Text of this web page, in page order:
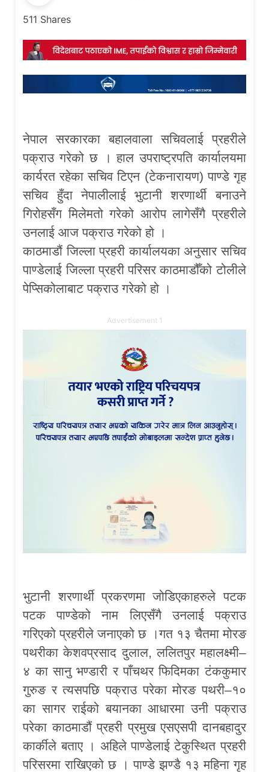
511 Shares
नेपाल सरकारका बहालवाला सचिवलाई प्रहरीले
पक्राउ गरेको छ । हाल उपराष्ट्रपति कार्यालयमा
कार्यरत रहेका सचिव टिएन (टेकनारायण) पाण्डे गृह
सचिव हुँदा नेपालीलाई भुटानी शरणार्थी बनाउने
गिरोहसँग मिलेमतो गरेको आरोप लागेसँगै प्रहरीले
उनलाई आज पक्राउ गरेको हो ।
काठमाडौं जिल्ला प्रहरी कार्यालयका अनुसार सचिव
पाण्डेलाई जिल्ला प्रहरी परिसर काठमाडौँको टोलीले
पेप्सिकोलाबाट पक्राउ गरेको हो ।
Advertisement 1
भुटानी शरणार्थी प्रकरणमा जोडिएकाहरुले पटक
पटक पाण्डेको नाम लिएसँगै उनलाई पक्राउ
गरिएको प्रहरीले जनाएको छ ।गत १३ चैतमा मोरङ
पथरीका केशवप्रसाद दुलाल, ललितपुर महालक्ष्मी–
४ का सानु भण्डारी र पाँचथर फिदिमका टंककुमार
गुरुङ र त्यसपछि पक्राउ परेका मोरङ पथरी–१०
का सागर राईको बयानका आधारमा उनी पक्राउ
परेका काठमाडौं प्रहरी प्रमुख एसएसपी दानबहादुर
कार्कीले बताए । अहिले पाण्डेलाई टेकुस्थित प्रहरी
परिसरमा राखिएको छ । पाण्डे झण्डै १३ महिना गृह